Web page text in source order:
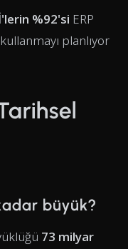
%92'si ERP
planlıyor
büyük?
73 milyar